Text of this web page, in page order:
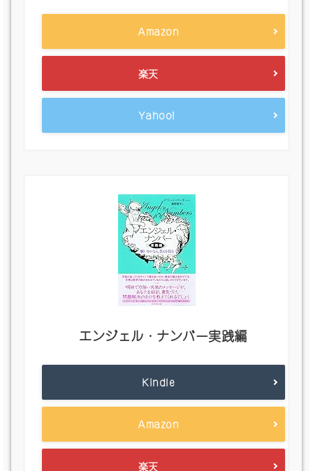
Amazon
楽天
Yahoo!
エンジェル・ナンバー実践編
Kindle
Amazon
楽天